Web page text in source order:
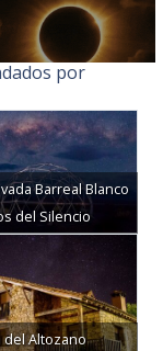
por
Barreal Blanco
del Silencio
del Altozano